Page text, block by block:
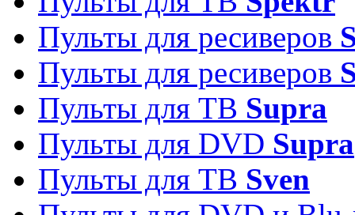
Пульты для ресиверов
Пульты для ресиверов
Пульты для ТВ Supra
Пульты для DVD Supra
Пульты для ТВ Sven